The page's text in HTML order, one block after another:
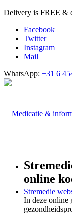
Delivery is FREE &
Facebook
Twitter
Instagram
Mail
WhatsApp: +31 6
Stremedie
online
In deze online